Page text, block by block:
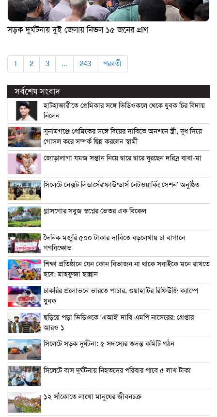
সড়ক দুর্ঘটনায় দুই জেলায় নিভল ১৫ জনের প্রাণ
1 2 3 … 243 পরবর্তী
সর্বশেষ সংবাদ
হাটহাজারীতে প্রেমিকার সঙ্গে ভিডিওকলে থেকে যুবক চির বিদায়
নিলেন
সুনামগঞ্জে প্রেমিকের সঙ্গে বিয়ের দাবিতে অনশনে স্ত্রী, দুধ দিয়ে
গোসল করে সম্পর্ক ছিন্ন করলেন স্বামী
জোড়ালাগা যমজ সন্তান নিয়ে দ্বারে দ্বারে ঘুরছেন দরিদ্র বাবা-মা
সিলেটে নেক্সট লিডার্সের‘ফাউন্ডার্স নেটওয়ার্কিং সেশন’ অনুষ্ঠিত
গ্লাসগোর সবুজ স্বপ্নের ভেতর এক বিকেল
দৈনিক মজুরি ৫০০ টাকার দাবিতে বড়লেখায় চা বাগানে
গণবিক্ষোভ
শিক্ষা প্রতিষ্ঠানে যেন কোন বিভাজন না থাকে সবাইকে মনে রাখতে
হবে: মাহফুজা হান্নান
চাকরির প্রলোভনে ভারতে পাচার, গুয়াহাটির রিফিউজি ক্যাম্পে
যুবক
ছড়িয়ে পড়া ভিডিওকে ‘এআই’ দাবি এমপি নাসেরের: গ্রেপ্তার
আরও ১
সিলেটে সড়ক দুর্ঘটনা: ৫ সদস্যের তদন্ত কমিটি গঠন
সিলেটে বাস দুর্ঘটনায় নিহতদের পরিবার পাবে ৫ লাখ টাকা
১২ সাঁকোতে লাখো মানুষের জীবনচক্র